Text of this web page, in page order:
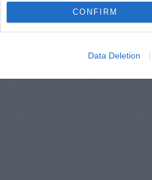
CONFIRM
Data Deletion